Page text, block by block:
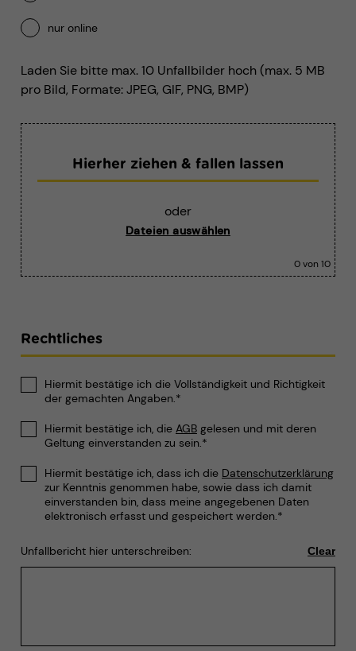
nur online
Laden Sie bitte max. 10 Unfallbilder hoch (max. 5 MB
pro Bild, Formate: JPEG, GIF, PNG, BMP)
Hierher ziehen & fallen lassen
oder
Dateien auswählen
0von 10
Rechtliches
Hiermit bestätige ich die Vollständigkeit und Richtigkeit
der gemachten Angaben.*
Hiermit bestätige ich, die AGB gelesen und mit deren
Geltung einverstanden zu sein.*
Hiermit bestätige ich, dass ich die Datenschutzerklärung
zur Kenntnis genommen habe, sowie dass ich damit
einverstanden bin, dass meine angegebenen Daten
elektronisch erfasst und gespeichert werden.*
Unfallbericht hier unterschreiben: